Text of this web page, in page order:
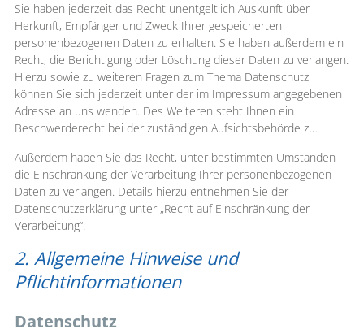
Sie haben jederzeit das Recht unentgeltlich Auskunft über
Herkunft, Empfänger und Zweck Ihrer gespeicherten
personenbezogenen Daten zu erhalten. Sie haben außerdem ein
Recht, die Berichtigung oder Löschung dieser Daten zu verlangen.
Hierzu sowie zu weiteren Fragen zum Thema Datenschutz
können Sie sich jederzeit unter der im Impressum angegebenen
Adresse an uns wenden. Des Weiteren steht Ihnen ein
Beschwerderecht bei der zuständigen Aufsichtsbehörde zu.
Außerdem haben Sie das Recht, unter bestimmten Umständen
die Einschränkung der Verarbeitung Ihrer personenbezogenen
Daten zu verlangen. Details hierzu entnehmen Sie der
Datenschutzerklärung unter „Recht auf Einschränkung der
Verarbeitung“.
2. Allgemeine Hinweise und
Pflichtinformationen
Datenschutz